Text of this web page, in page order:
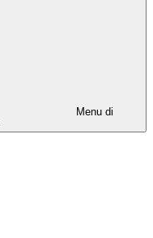
Menu di